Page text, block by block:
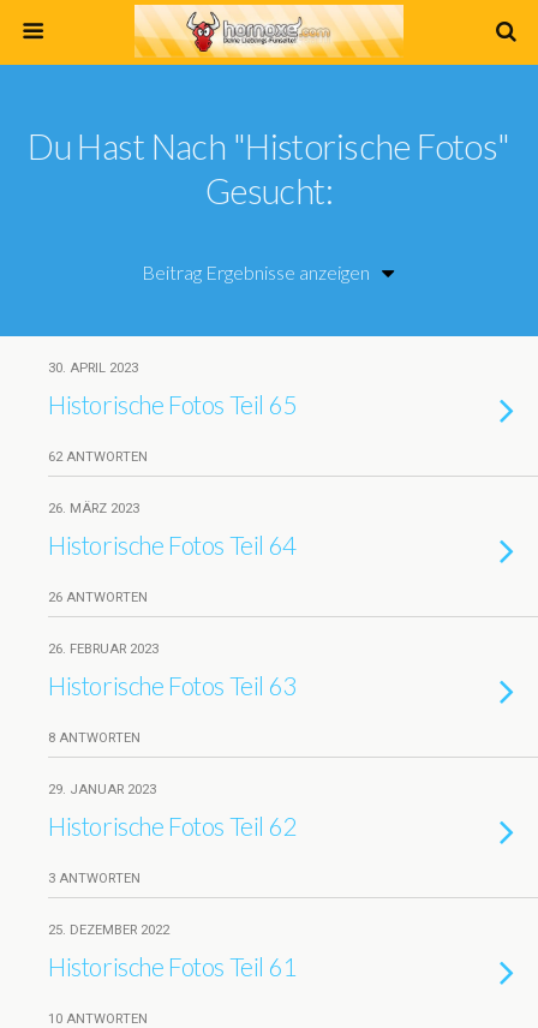
Du Hast Nach "historische Fotos"
Gesucht:
30. APRIL 2023
Historische Fotos Teil 65
62 ANTWORTEN
26. MÄRZ 2023
Historische Fotos Teil 64
26 ANTWORTEN
26. FEBRUAR 2023
Historische Fotos Teil 63
8 ANTWORTEN
29. JANUAR 2023
Historische Fotos Teil 62
3 ANTWORTEN
25. DEZEMBER 2022
Historische Fotos Teil 61
10 ANTWORTEN